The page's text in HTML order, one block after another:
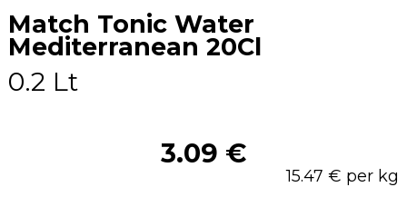
Match Tonic Water
Mediterranean 20Cl
0.2 Lt
3.09 €
15.47 € per kg